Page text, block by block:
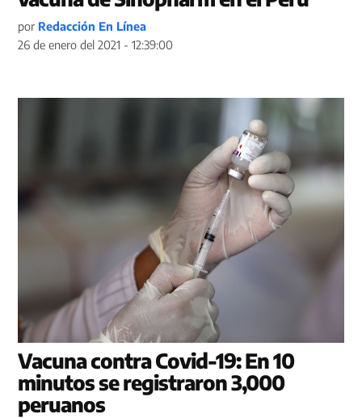
por Redacción En Línea
26 de enero del 2021 - 12:39:00
Vacuna contra Covid-19: En 10
minutos se registraron 3,000
peruanos